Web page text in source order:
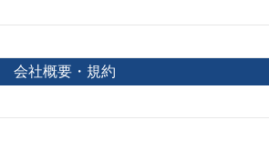
会社概要・規約